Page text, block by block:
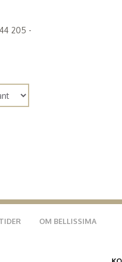
205 -
OM BELLISSIMA